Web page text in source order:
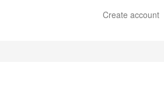
Create account